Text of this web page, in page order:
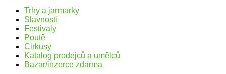
Trhy v Česku
Trhy, jarmarky, slavnosti a poutě v České republice
Trhy a jarmarky
Slavnosti
Festivaly
Poutě
Cirkusy
Katalog prodejců a umělců
Bazar/inzerce zdarma